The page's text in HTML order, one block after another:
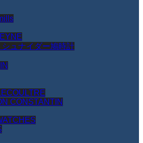
シュナイダー鳩時計
CONSTANTIN